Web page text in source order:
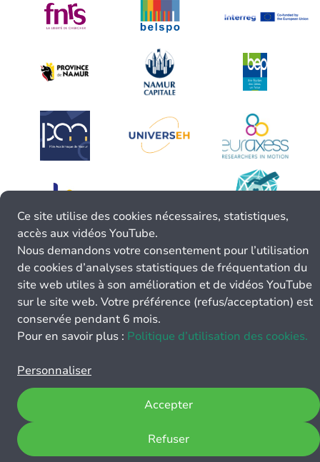
Ce site utilise des cookies nécessaires, statistiques,
accès aux vidéos YouTube.
Nous demandons votre consentement pour l’utilisation
de cookies d’analyses statistiques de fréquentation du
site web utiles à son amélioration et de vidéos YouTube
sur le site web. Votre préférence (refus/acceptation) est
conservée pendant 6 mois.
Pour en savoir plus : Politique d’utilisation des cookies.
Personnaliser
Refuser
Accepter